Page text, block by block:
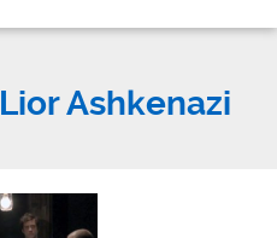
Lior Ashkenazi